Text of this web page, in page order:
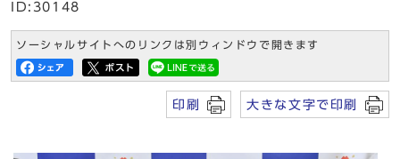
ID:30148
ソーシャルサイトへのリンクは別ウィンドウで開きます
印刷 大きな文字で印刷